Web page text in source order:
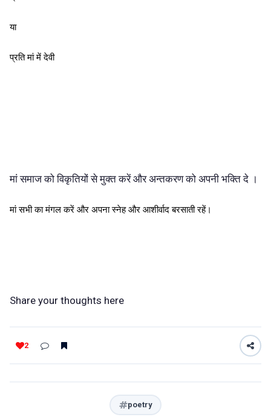
या
प्रति मां में देवी
मां समाज को विकृतियों से मुक्त करें और अन्तकरण को अपनी भक्ति दे ।
मां सभी का मंगल करें और अपना स्नेह और आशीर्वाद बरसाती रहें।
Share your thoughts here
2
poetry